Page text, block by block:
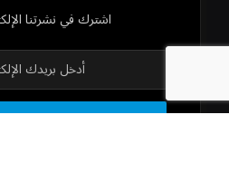
اشترك في نشرتنا